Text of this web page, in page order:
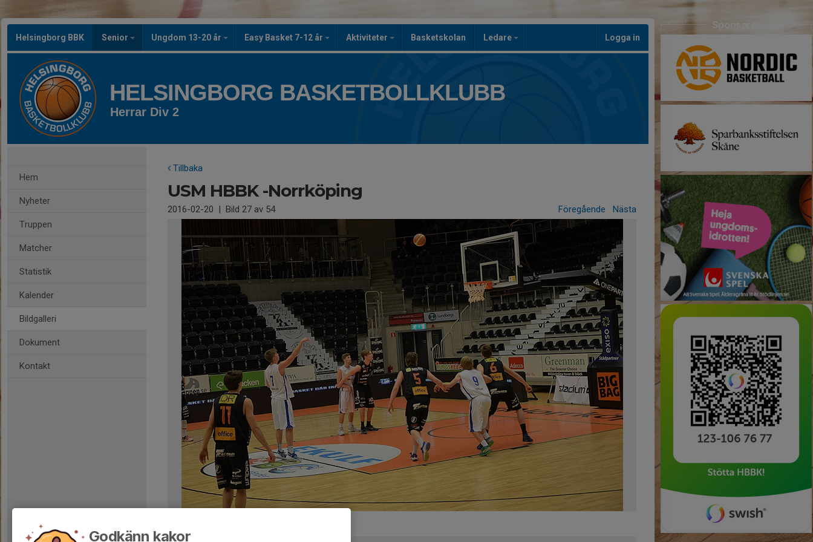
Helsingborg BBK Senior Ungdom 13-20 år Easy Basket 7-12 år Aktiviteter Basketskolan Ledare Logga in
HELSINGBORG BASKETBOLLKLUBB
Herrar Div 2
Hem
Nyheter
Truppen
Matcher
Statistik
Kalender
Bildgalleri
Dokument
Kontakt
Tillbaka
USM HBBK -Norrköping
2016-02-20 | Bild 27 av 54 Föregående Nästa
Kommentarer
Sponsorer
Godkänn kakor